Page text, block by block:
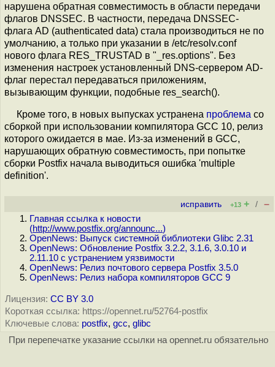
нарушена обратная совместимость в области передачи
флагов DNSSEC. В частности, передача DNSSEC-
флага AD (authenticated data) стала производиться не по
умолчанию, а только при указании в /etc/resolv.conf
нового флага RES_TRUSTAD в "_res.options". Без
изменения настроек установленный DNS-сервером AD-
флаг перестал передаваться приложениям,
вызывающим функции, подобные res_search().
Кроме того, в новых выпусках устранена проблема со
сборкой при использовании компилятора GCC 10, релиз
которого ожидается в мае. Из-за изменений в GCC,
нарушающих обратную совместимость, при попытке
сборки Postfix начала выводиться ошибка 'multiple
definition'.
исправить +13 + / –
Главная ссылка к новости
(http://www.postfix.org/announc...)
OpenNews: Выпуск системной библиотеки Glibc 2.31
OpenNews: Обновление Postfix 3.2.2, 3.1.6, 3.0.10 и
2.11.10 с устранением уязвимости
OpenNews: Релиз почтового сервера Postfix 3.5.0
OpenNews: Релиз набора компиляторов GCC 9
Лицензия: CC BY 3.0
Короткая ссылка: https://opennet.ru/52764-postfix
Ключевые слова: postfix, gcc, glibc
При перепечатке указание ссылки на opennet.ru обязательно